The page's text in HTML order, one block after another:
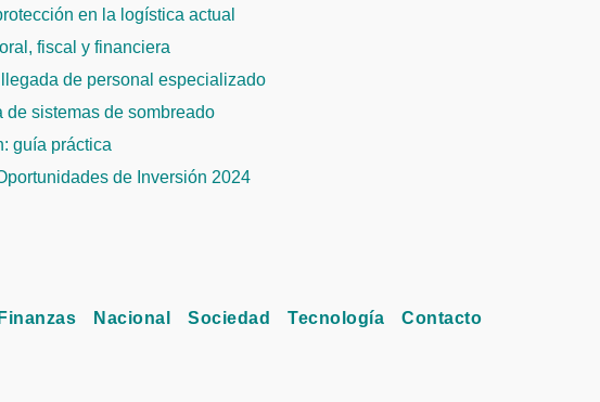
en la logística actual
fiscal y financiera
de personal especializado
sistemas de sombreado
guía práctica
de Inversión 2024
Finanzas Nacional Sociedad Tecnología Contacto